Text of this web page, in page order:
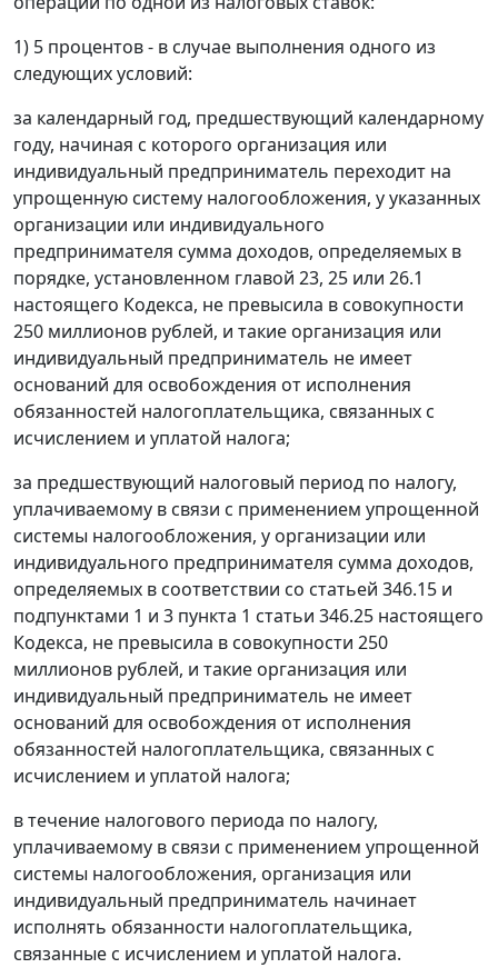
1) 5 процентов - в случае выполнения одного из
следующих условий:
за календарный год, предшествующий календарному
году, начиная с которого организация или
индивидуальный предприниматель переходит на
упрощенную систему налогообложения, у указанных
организации или индивидуального
предпринимателя сумма доходов, определяемых в
порядке, установленном главой 23, 25 или 26.1
настоящего Кодекса, не превысила в совокупности
250 миллионов рублей, и такие организация или
индивидуальный предприниматель не имеет
оснований для освобождения от исполнения
обязанностей налогоплательщика, связанных с
исчислением и уплатой налога;
за предшествующий налоговый период по налогу,
уплачиваемому в связи с применением упрощенной
системы налогообложения, у организации или
индивидуального предпринимателя сумма доходов,
определяемых в соответствии со статьей 346.15 и
подпунктами 1 и 3 пункта 1 статьи 346.25 настоящего
Кодекса, не превысила в совокупности 250
миллионов рублей, и такие организация или
индивидуальный предприниматель не имеет
оснований для освобождения от исполнения
обязанностей налогоплательщика, связанных с
исчислением и уплатой налога;
в течение налогового периода по налогу,
уплачиваемому в связи с применением упрощенной
системы налогообложения, организация или
индивидуальный предприниматель начинает
исполнять обязанности налогоплательщика,
связанные с исчислением и уплатой налога.